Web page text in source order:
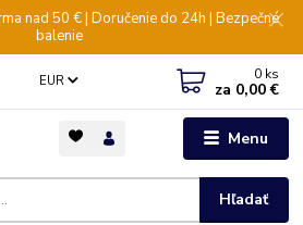
nad 50 € | Doručenie do 24h | Bezpečné
balenie
Menu
EUR
Hľadať
0 ks
za 0,00 €